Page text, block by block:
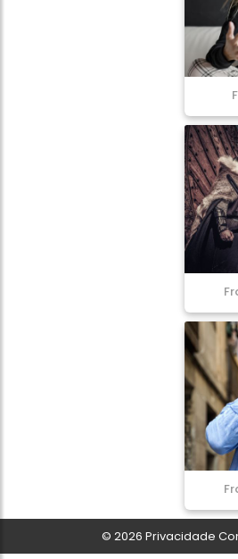
© 2026 Privacidade